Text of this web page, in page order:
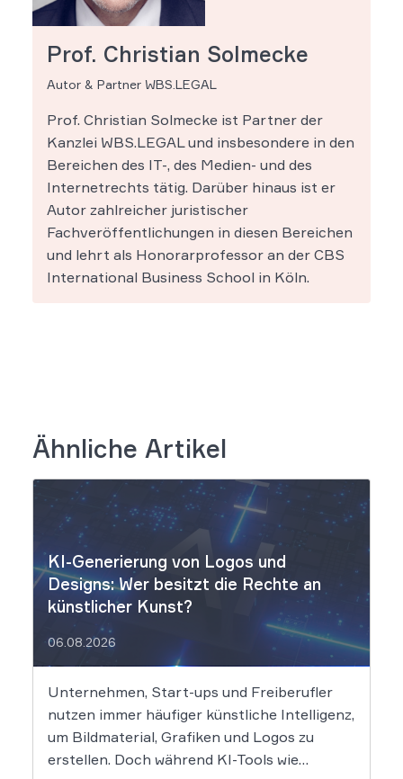
Prof. Christian Solmecke
Autor & Partner WBS.LEGAL
Prof. Christian Solmecke ist Partner der
Kanzlei WBS.LEGAL und insbesondere in den
Bereichen des IT-, des Medien- und des
Internetrechts tätig. Darüber hinaus ist er
Autor zahlreicher juristischer
Fachveröffentlichungen in diesen Bereichen
und lehrt als Honorarprofessor an der CBS
International Business School in Köln.
Ähnliche Artikel
KI-Generierung von Logos und
Designs: Wer besitzt die Rechte an
künstlicher Kunst?
06.08.2026
Unternehmen, Start-ups und Freiberufler
nutzen immer häufiger künstliche Intelligenz,
um Bildmaterial, Grafiken und Logos zu
erstellen. Doch während KI-Tools wie